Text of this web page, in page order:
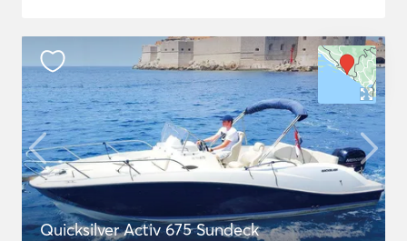
Quicksilver Activ 675 Sundeck